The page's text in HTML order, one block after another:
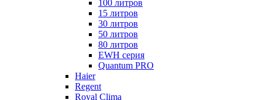
100 литров
15 литров
30 литров
50 литров
80 литров
EWH серия
Quantum PRO
Haier
Regent
Royal Clima